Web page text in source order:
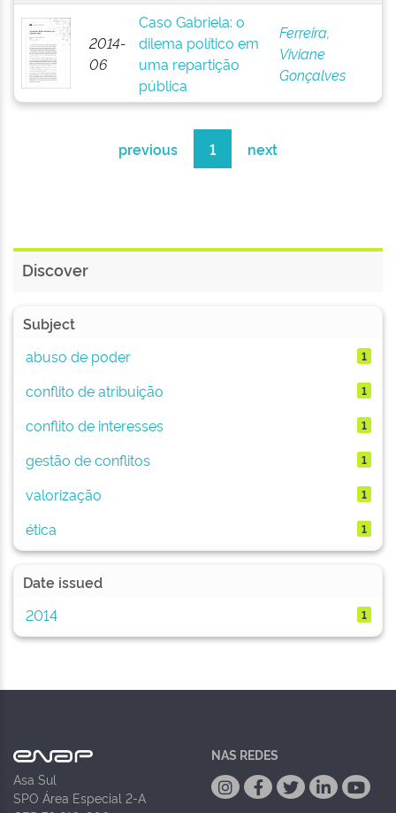
2014-
06
Caso Gabriela: o
dilema político em
uma repartição
pública
Ferreira,
Viviane
Gonçalves
previous 1 next
Discover
Subject
abuso de poder
1
conflito de atribuição 1
conflito de interesses 1
gestão de conflitos 1
valorização 1
ética 1
Date issued
2014
1
Asa Sul
SPO Área Especial 2-A
NAS REDES